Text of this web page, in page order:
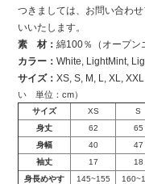
つきましては、お問い合わ
いいたします。
素 材：綿100％（オープン
カラー：White, LightMint,
サイズ：XS, S, M, L, XL, XXL
い 単位：cm）
サイズ XS S
身丈
62 65
身幅
40 47
袖丈
17 18
身長めやす
145~155